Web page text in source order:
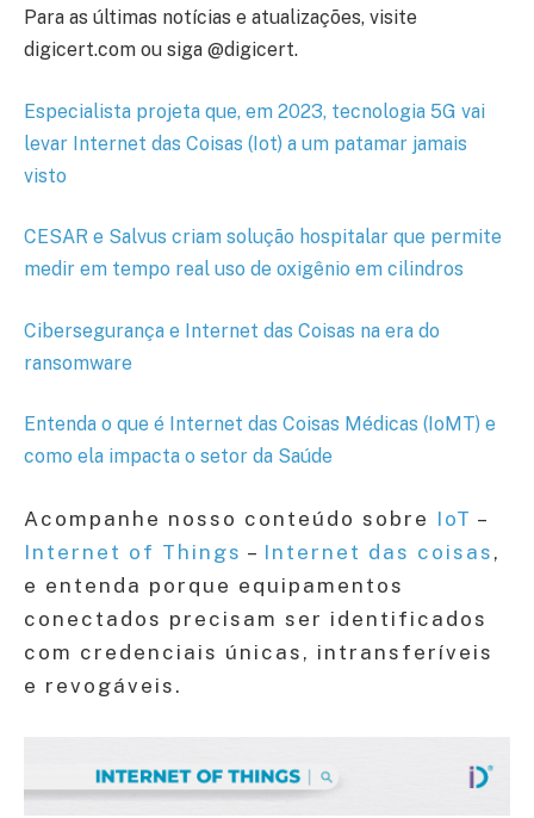
Para as últimas notícias e atualizações, visite
digicert.com ou siga @digicert.
Especialista projeta que, em 2023, tecnologia 5G vai
levar Internet das Coisas (Iot) a um patamar jamais
visto
CESAR e Salvus criam solução hospitalar que permite
medir em tempo real uso de oxigênio em cilindros
Cibersegurança e Internet das Coisas na era do
ransomware
Entenda o que é Internet das Coisas Médicas (IoMT) e
como ela impacta o setor da Saúde
Acompanhe nosso conteúdo sobre IoT –
Internet of Things – Internet das coisas ,
e entenda porque equipamentos
conectados precisam ser identificados
com credenciais únicas, intransferíveis
e revogáveis.